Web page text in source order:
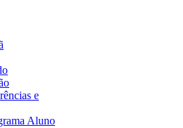
e
Aluno